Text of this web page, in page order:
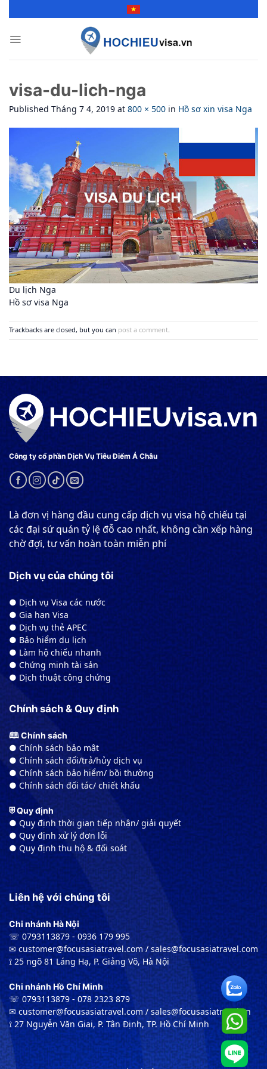
visa-du-lich-nga
Published Tháng 7 4, 2019 at 800 × 500 in Hồ sơ xin visa Nga
Du lịch Nga
Hồ sơ visa Nga
Trackbacks are closed, but you can post a comment
Công ty cổ phần Dịch Vụ Tiêu Điểm Á Châu
Là đơn vị hàng đầu cung cấp dịch vụ visa hộ chiếu tại
các đại sứ quán tỷ lệ đỗ cao nhất, không cần xếp hàng
chờ đợi, tư vấn hoàn toàn miễn phí
Dịch vụ của chúng tôi
● Dịch vụ Visa các nước
● Gia hạn Visa
● Dịch vụ thẻ APEC
● Bảo hiểm du lịch
● Làm hộ chiếu nhanh
● Chứng minh tài sản
● Dịch thuật công chứng
Chính sách & Quy định
🕮 Chính sách
● Chính sách bảo mật
● Chính sách đổi/trả/hủy dịch vụ
● Chính sách bảo hiểm/ bồi thường
● Chính sách đối tác/ chiết khấu
⛨ Quy định
● Quy định thời gian tiếp nhận/ giải quyết
● Quy định xử lý đơn lỗi
● Quy định thu hộ & đối soát
Liên hệ với chúng tôi
Chi nhánh Hà Nội
☏ 0793113879 - 0936 179 995
✉︎ customer@focusasiatravel.com / sales@focusasiatravel.com
⟟ 25 ngõ 81 Láng Hạ, P. Giảng Võ, Hà Nội
Chi nhánh Hồ Chí Minh
☏ 0793113879 - 078 2323 879
✉︎ customer@focusasiatravel.com / sales@focusasiatravel.vn
⟟ 27 Nguyễn Văn Giai, P. Tân Định, TP. Hồ Chí Minh